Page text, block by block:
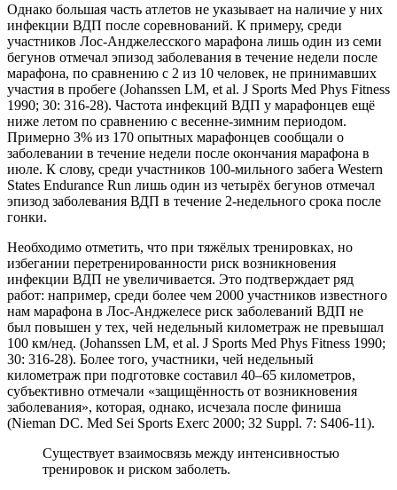
Однако большая часть атлетов не указывает на наличие у них
инфекции ВДП после соревнований. К примеру, среди
участников Лос-Анджелесского марафона лишь один из семи
бегунов отмечал эпизод заболевания в течение недели после
марафона, по сравнению с 2 из 10 человек, не принимавших
участия в пробеге (Johanssen LM, et al. J Sports Med Phys Fitness
1990; 30: 316-28). Частота инфекций ВДП у марафонцев ещё
ниже летом по сравнению с весенне-зимним периодом.
Примерно 3% из 170 опытных марафонцев сообщали о
заболевании в течение недели после окончания марафона в
июле. К слову, среди участников 100-мильного забега Western
States Endurance Run лишь один из четырёх бегунов отмечал
эпизод заболевания ВДП в течение 2-недельного срока после
гонки.
Необходимо отметить, что при тяжёлых тренировках, но
избегании перетренированности риск возникновения
инфекции ВДП не увеличивается. Это подтверждает ряд
работ: например, среди более чем 2000 участников известного
нам марафона в Лос-Анджелесе риск заболеваний ВДП не
был повышен у тех, чей недельный километраж не превышал
100 км/нед. (Johanssen LM, et al. J Sports Med Phys Fitness 1990;
30: 316-28). Более того, участники, чей недельный
километраж при подготовке составил 40–65 километров,
субъективно отмечали «защищённость от возникновения
заболевания», которая, однако, исчезала после финиша
(Nieman DC. Med Sei Sports Exerc 2000; 32 Suppl. 7: S406-11).
Существует взаимосвязь между интенсивностью
тренировок и риском заболеть.